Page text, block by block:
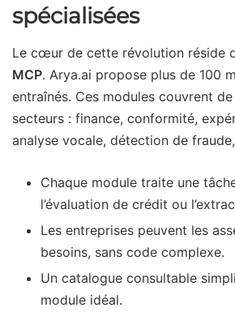
spécialisées
Le cœur de cette révolution réside
MCP. Arya.ai propose plus de 100
entraînés. Ces modules couvrent
secteurs : finance, conformité,
analyse vocale, détection de
Chaque module traite une
l’évaluation de crédit ou
Les entreprises peuvent les
besoins, sans code complexe.
Un catalogue consultable
module idéal.